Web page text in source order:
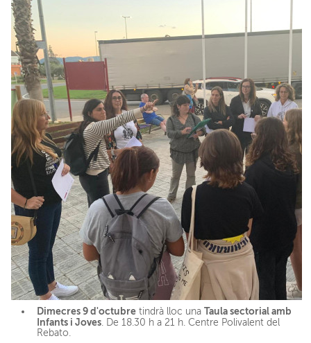
Dimecres 9 d'octubre tindrà lloc unaTaula sectorial amb
Infants i Joves. De 18.30 h a 21 h. Centre Polivalent del
Rebato.